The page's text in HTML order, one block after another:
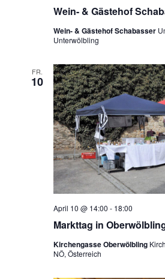
Wein- & Gästehof
Wein- & Gästehof Schabasser
Unterwölbling
FR.
10
Markttag in
April 10 @ 14:00 - 18:00
Kirchengasse Oberwölbling
NÖ, Österreich